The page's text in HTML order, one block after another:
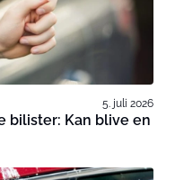
5. juli 2026
Kan blive en